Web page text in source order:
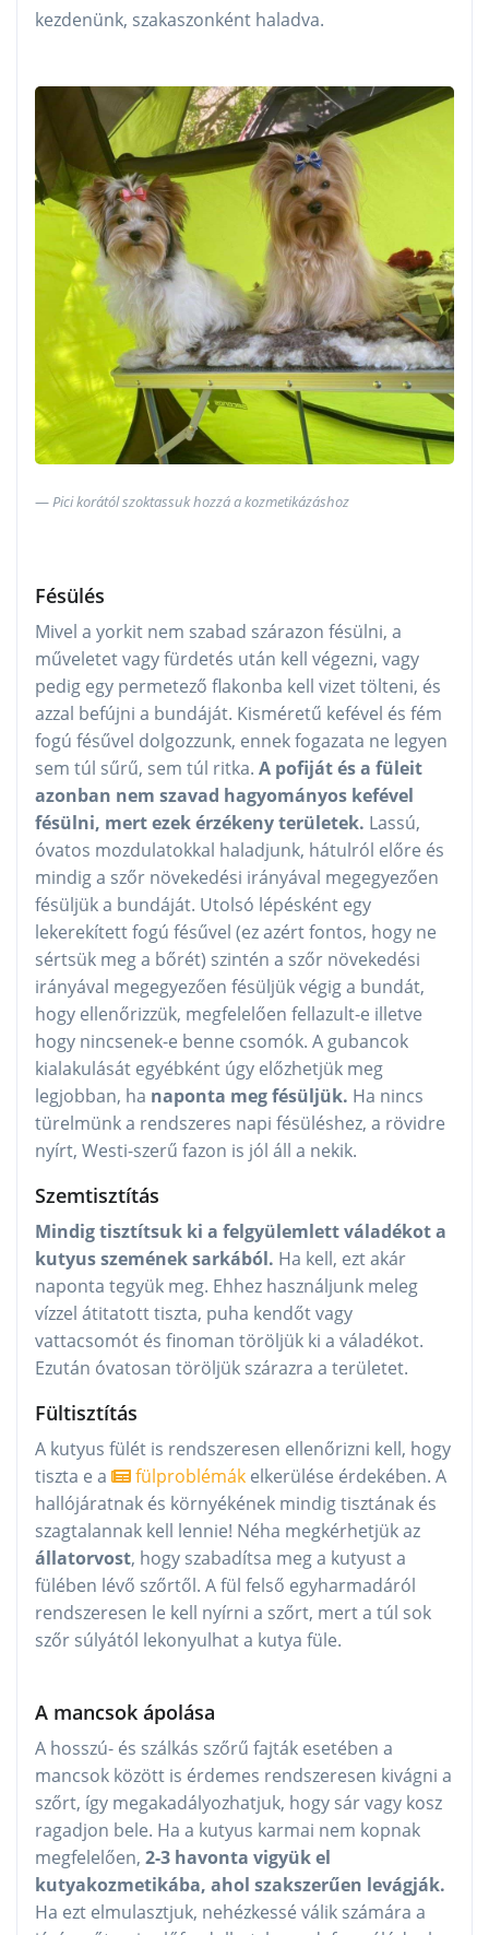
kezdenünk, szakaszonként haladva.
Pici korától szoktassuk hozzá a kozmetikázáshoz
Fésülés
Mivel a yorkit nem szabad szárazon fésülni, a
műveletet vagy fürdetés után kell végezni, vagy
pedig egy permetező flakonba kell vizet tölteni, és
azzal befújni a bundáját. Kisméretű kefével és fém
fogú fésűvel dolgozzunk, ennek fogazata ne legyen
sem túl sűrű, sem túl ritka. A pofiját és a füleit
azonban nem szavad hagyományos kefével
fésülni, mert ezek érzékeny területek. Lassú,
óvatos mozdulatokkal haladjunk, hátulról előre és
mindig a szőr növekedési irányával megegyezően
fésüljük a bundáját. Utolsó lépésként egy
lekerekített fogú fésűvel (ez azért fontos, hogy ne
sértsük meg a bőrét) szintén a szőr növekedési
irányával megegyezően fésüljük végig a bundát,
hogy ellenőrizzük, megfelelően fellazult-e illetve
hogy nincsenek-e benne csomók. A gubancok
kialakulását egyébként úgy előzhetjük meg
legjobban, ha naponta meg fésüljük. Ha nincs
türelmünk a rendszeres napi fésüléshez, a rövidre
nyírt, Westi-szerű fazon is jól áll a nekik.
Szemtisztítás
Mindig tisztítsuk ki a felgyülemlett váladékot a
kutyus szemének sarkából. Ha kell, ezt akár
naponta tegyük meg. Ehhez használjunk meleg
vízzel átitatott tiszta, puha kendőt vagy
vattacsomót és finoman töröljük ki a váladékot.
Ezután óvatosan töröljük szárazra a területet.
Fültisztítás
A kutyus fülét is rendszeresen ellenőrizni kell, hogy
tiszta e a
fülproblémák elkerülése érdekében. A
hallójáratnak és környékének mindig tisztának és
szagtalannak kell lennie! Néha megkérhetjük az
állatorvost, hogy szabadítsa meg a kutyust a
fülében lévő szőrtől. A fül felső egyharmadáról
rendszeresen le kell nyírni a szőrt, mert a túl sok
szőr súlyától lekonyulhat a kutya füle.
A mancsok ápolása
A hosszú- és szálkás szőrű fajták esetében a
mancsok között is érdemes rendszeresen kivágni a
szőrt, így megakadályozhatjuk, hogy sár vagy kosz
ragadjon bele. Ha a kutyus karmai nem kopnak
megfelelően, 2-3 havonta vigyük el
kutyakozmetikába, ahol szakszerűen levágják.
Ha ezt elmulasztjuk, nehézkessé válik számára a